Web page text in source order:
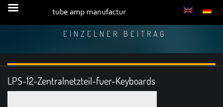
EINZELNER BEITRAG
LPS-12-Zentralnetzteil-fuer-Keyboards